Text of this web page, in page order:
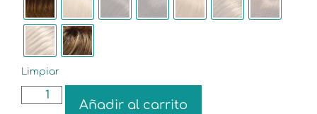
Limpiar
Añadir al carrito